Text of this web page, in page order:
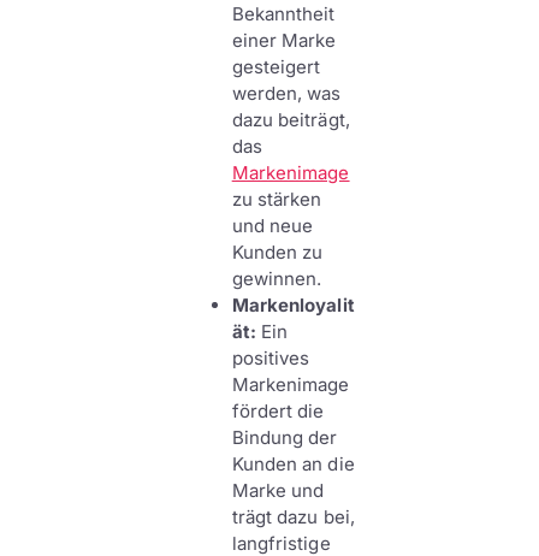
Bekanntheit
einer Marke
gesteigert
werden, was
dazu beiträgt,
das
Markenimage
zu stärken
und neue
Kunden zu
gewinnen.
Markenloyalit
ät: Ein
positives
Markenimage
fördert die
Bindung der
Kunden an die
Marke und
trägt dazu bei,
langfristige